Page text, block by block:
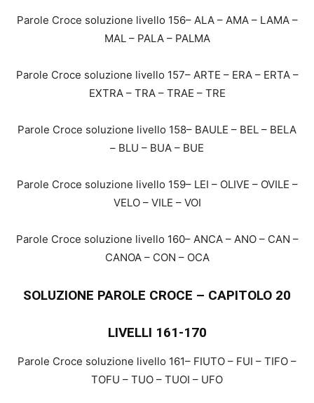
Parole Croce soluzione livello 156– ALA – AMA – LAMA –
MAL – PALA – PALMA
Parole Croce soluzione livello 157– ARTE – ERA – ERTA –
EXTRA – TRA – TRAE – TRE
Parole Croce soluzione livello 158– BAULE – BEL – BELA
– BLU – BUA – BUE
Parole Croce soluzione livello 159– LEI – OLIVE – OVILE –
VELO – VILE – VOI
Parole Croce soluzione livello 160– ANCA – ANO – CAN –
CANOA – CON – OCA
SOLUZIONE PAROLE CROCE – CAPITOLO 20
LIVELLI 161-170
Parole Croce soluzione livello 161– FIUTO – FUI – TIFO –
TOFU – TUO – TUOI – UFO